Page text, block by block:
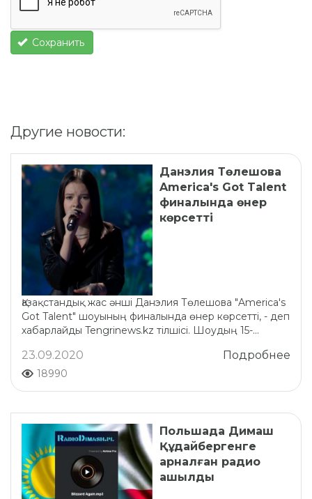
Сохранить
Другие новости:
Данэлия Төлешова
America's Got Talent
финалында өнер
көрсетті
Қазақстандық жас әнші Данэлия Төлешова "America's
Got Talent" шоуының финалында өнер көрсетті, - деп
хабарлайды Tengrinews.kz тілшісі. Шоудың 15-...
Подробнее
23.09.2020
18990
Польшада Димаш
Құдайбергенге
арналған радио
ашылды